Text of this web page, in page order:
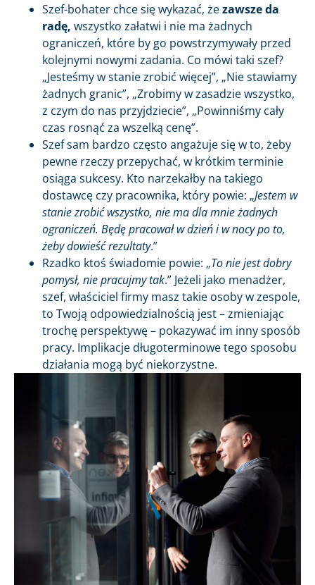
Szef-bohater chce się wykazać, żezawsze da
radę, wszystko załatwi i nie ma żadnych
ograniczeń, które by go powstrzymywały przed
kolejnymi nowymi zadania. Co mówi taki szef?
„Jesteśmy w stanie zrobić więcej”, „Nie stawiamy
żadnych granic”, „Zrobimy w zasadzie wszystko,
z czym do nas przyjdziecie”, „Powinniśmy cały
czas rosnąć za wszelką cenę”.
Szef sam bardzo często angażuje się w to, żeby
pewne rzeczy przepychać, w krótkim terminie
osiąga sukcesy. Kto narzekałby na takiego
dostawcę czy pracownika, który powie: „Jestem w
stanie zrobić wszystko, nie ma dla mnie żadnych
ograniczeń. Będę pracował w dzień i w nocy po to,
żeby dowieść rezultaty.”
Rzadko ktoś świadomie powie: „To nie jest dobry
pomysł, nie pracujmy tak.” Jeżeli jako menadżer,
szef, właściciel firmy masz takie osoby w zespole,
to Twoją odpowiedzialnością jest – zmieniając
trochę perspektywę – pokazywać im inny sposób
pracy. Implikacje długoterminowe tego sposobu
działania mogą być niekorzystne.